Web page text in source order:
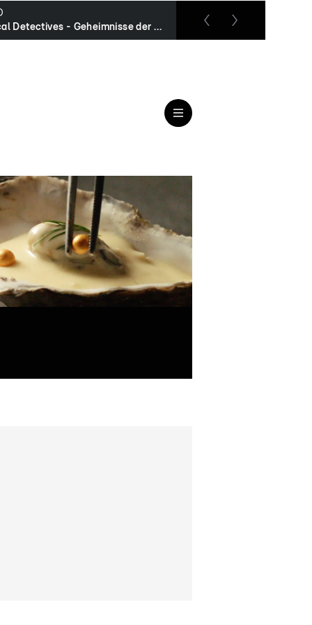
Medical Detectives - Geheimnisse der Gerichtsmedizin
RTL up
Columbo: Das